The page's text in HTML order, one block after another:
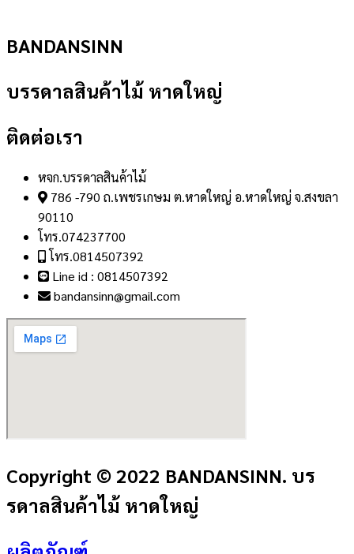
BANDANSINN
บรรดาลสินค้าไม้ หาดใหญ่
ติดต่อเรา
หจก.บรรดาลสินค้าไม้
786 -790 ถ.เพชรเกษม ต.หาดใหญ่ อ.หาดใหญ่ จ.สงขลา
90110
โทร.074237700
โทร.0814507392
Line id : 0814507392
bandansinn@gmail.com
Copyright © 2022 BANDANSINN. บร
รดาลสินค้าไม้ หาดใหญ่